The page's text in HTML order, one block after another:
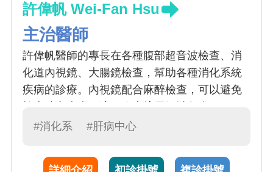
許偉帆 Wei-Fan Hsu
主治醫師
許偉帆醫師的專長在各種腹部超音波檢查、消
化道內視鏡、大腸鏡檢查，幫助各種消化系統
疾病的診療。內視鏡配合麻醉檢查，可以避免
炎、脂肪肝、肝硬化及其相關併發症、與一般
師在此有所專研。許偉帆醫師兼具中醫師執
#消化系 #肝病中心